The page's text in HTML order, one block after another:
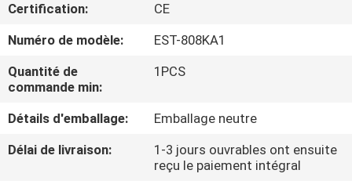
SUJET
DE
NOUS
VISITE
DE
Certification:
CE
Numéro de modèle:
EST-808KA1
Quantité de
commande min:
1PCS
Détails d'emballage:
Emballage neutre
Délai de livraison:
1-3 jours ouvrables ont ensuite
reçu le paiement intégral